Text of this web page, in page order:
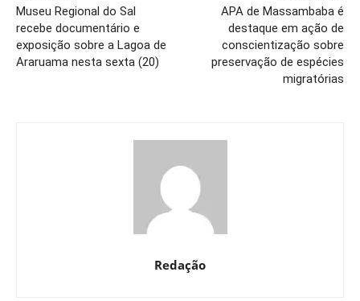
Museu Regional do Sal
recebe documentário e
exposição sobre a Lagoa de
Araruama nesta sexta (20)
APA de Massambaba é
destaque em ação de
conscientização sobre
preservação de espécies
migratórias
Redação